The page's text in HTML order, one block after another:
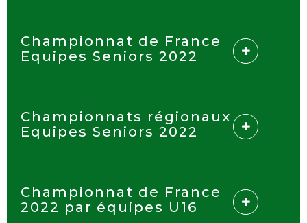
Championnat de France
Equipes Seniors 2022
Championnats régionaux
Equipes Seniors 2022
Championnat de France
2022 par équipes U16